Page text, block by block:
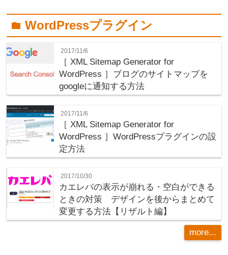
folderWordPressプラグイン
2017/11/6
［ XML Sitemap Generator for
WordPress ］ブログのサイトマップを
googleに通知する方法
2017/11/6
［ XML Sitemap Generator for
WordPress ］WordPressプラグインの設
定方法
2017/10/30
カエレバの表示が崩れる・空白ができる
ときの対策 デザインを後からまとめて
変更する方法【リザルト編】
more...